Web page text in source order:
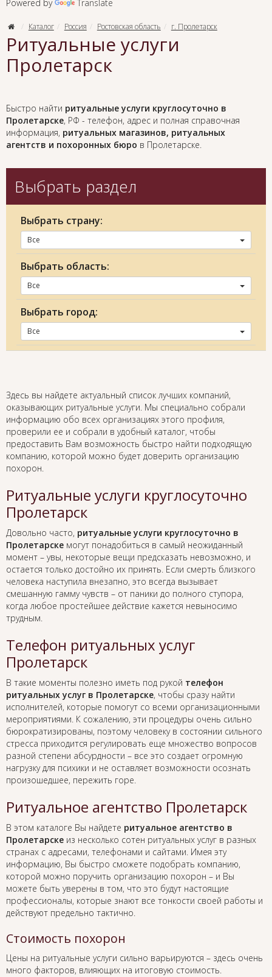
Powered by Translate
Каталог Россия Ростовская область г. Пролетарск
Ритуальные услуги
Пролетарск
Быстро найти ритуальные услуги круглосуточно в
Пролетарске, РФ - телефон, адрес и полная справочная
информация, ритуальных магазинов, ритуальных
агентств и похоронных бюро в Пролетарске.
Выбрать раздел
Выбрать страну:
Все
Выбрать область:
Все
Выбрать город:
Все
Здесь вы найдете актуальный список лучших компаний,
оказывающих ритуальные услуги. Мы специально собрали
информацию обо всех организациях этого профиля,
проверили ее и собрали в удобный каталог, чтобы
предоставить Вам возможность быстро найти подходящую
компанию, которой можно будет доверить организацию
похорон.
Ритуальные услуги круглосуточно
Пролетарск
Довольно часто, ритуальные услуги круглосуточно в
Пролетарске могут понадобиться в самый неожиданный
момент – увы, некоторые вещи предсказать невозможно, и
остается только достойно их принять. Если смерть близкого
человека наступила внезапно, это всегда вызывает
смешанную гамму чувств – от паники до полного ступора,
когда любое простейшее действие кажется невыносимо
трудным.
Телефон ритуальных услуг
Пролетарск
В такие моменты полезно иметь под рукой телефон
ритуальных услуг в Пролетарске, чтобы сразу найти
исполнителей, которые помогут со всеми организационными
мероприятиями. К сожалению, эти процедуры очень сильно
бюрократизированы, поэтому человеку в состоянии сильного
стресса приходится регулировать еще множество вопросов
разной степени абсурдности – все это создает огромную
нагрузку для психики и не оставляет возможности осознать
произошедшее, пережить горе.
Ритуальное агентство Пролетарск
В этом каталоге Вы найдете ритуальное агентство в
Пролетарске из несколько сотен ритуальных услуг в разных
странах с адресами, телефонами и сайтами. Имея эту
информацию, Вы быстро сможете подобрать компанию,
которой можно поручить организацию похорон – и Вы
можете быть уверены в том, что это будут настоящие
профессионалы, которые знают все тонкости своей работы и
действуют предельно тактично.
Стоимость похорон
Цены на ритуальные услуги сильно варьируются – здесь очень
много факторов, влияющих на итоговую стоимость.